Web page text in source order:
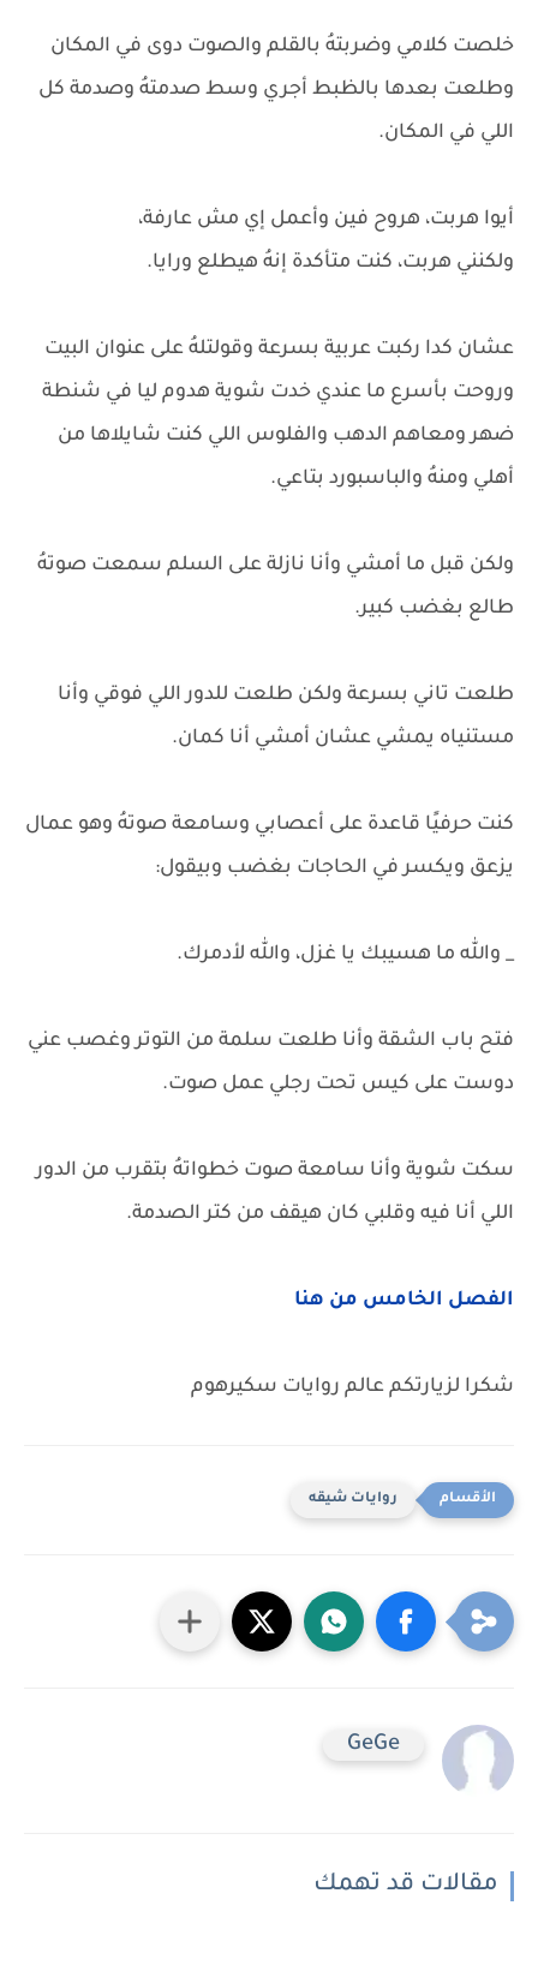
خلصت كلامي وضربتهُ بالقلم والصوت دوى في المكان
وطلعت بعدها بالظبط أجري وسط صدمتهُ وصدمة كل
اللي في المكان.
أيوا هربت، هروح فين وأعمل إي مش عارفة،
ولكنني هربت، كنت متأكدة إنهُ هيطلع ورايا.
عشان كدا ركبت عربية بسرعة وقولتلهُ على عنوان البيت
وروحت بأسرع ما عندي خدت شوية هدوم ليا في شنطة
ضهر ومعاهم الدهب والفلوس اللي كنت شايلاها من
أهلي ومنهُ والباسبورد بتاعي.
ولكن قبل ما أمشي وأنا نازلة على السلم سمعت صوتهُ
طالع بغضب كبير.
طلعت تاني بسرعة ولكن طلعت للدور اللي فوقي وأنا
مستنياه يمشي عشان أمشي أنا كمان.
كنت حرفيًا قاعدة على أعصابي وسامعة صوتهُ وهو عمال
يزعق ويكسر في الحاجات بغضب وبيقول:
_ والله ما هسيبك يا غزل، والله لأدمرك.
فتح باب الشقة وأنا طلعت سلمة من التوتر وغصب عني
دوست على كيس تحت رجلي عمل صوت.
سكت شوية وأنا سامعة صوت خطواتهُ بتقرب من الدور
اللي أنا فيه وقلبي كان هيقف من كتر الصدمة.
الفصل الخامس من هنا
شكرا لزيارتكم عالم روايات سكيرهوم
روايات شيقه
GeGe
مقالات قد تهمك